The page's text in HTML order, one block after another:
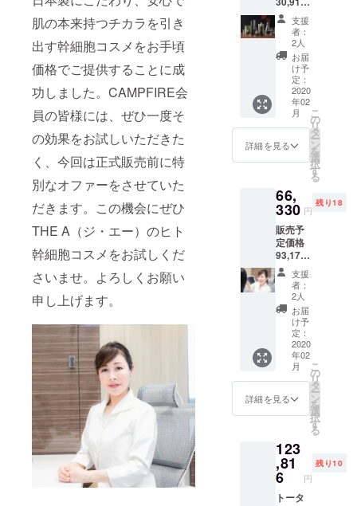
肌の本来持つチカラを引き
出す幹細胞コスメをお手頃
価格でご提供することに成
功しました。CAMPFIRE会
員の皆様には、ぜひ一度そ
の効果をお試しいただきた
く、今回は正式販売前に特
別なオファーをさせていた
だきます。この機会にぜひ
THE A（ジ・エー）のヒト
幹細胞コスメをお試しくだ
さいませ。よろしくお願い
申し上げます。
療センター
皮膚科勤務
2004年 聖
マリアンナ
医科大学大
学院卒業、
ニューヨー
クワイル・
コーネル医
科学教室勤
2007年 東
京ミッドタ
ウン皮膚科
形成外科ク
リニック
Noage院長
2018年 医
療法人社
団 青泉
会 六本木
今泉スキン
院、
東
ただき
ます。
化粧水
（SEM
CELL
ジ・
エー リ
セル
ロー
ション
120mL
） 送料
すので
ご安心
くださ
いま
せ。 金
額は全
て税込
み価格
です。
円
→22,11
（28.4
%OFF
）にて
ご提供
①化粧
（SEM
CELL
ジ・
エー リ
ロー
ション
120mL
）＋ク
リーム
（SEM
CELL
ジ・
エーモ
イス
チャー
クリー
30g）の
セット
を販売
予定価
→22,11
0円
（25%
OFF）
にてご
支援
者：
2人
お届
け予
定：
2020
年02
月
詳細を見る
こ
の
リ
タ
ー
ン
を
選
択
す
る
66,
330 円
残り18
販売予
定価格
93,170
円
→66,33
（28.8
%OFF
）にて
ご提供
①化粧
（SEM
CELL
ジ・
エー リ
ロー
ション
120mL
）＋ク
リーム
支援
者：
2人
お届
け予
定：
2020
年02
月
詳細を見る
こ
の
リ
タ
ー
ン
を
選
択
す
る
123
,81
6 円
残り10
トータ